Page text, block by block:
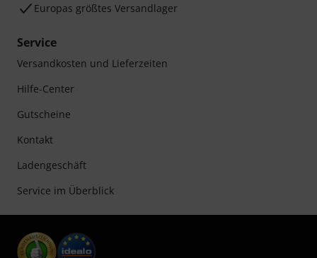
Europas größtes Versandlager
Service
Versandkosten und Lieferzeiten
Hilfe-Center
Gutscheine
Kontakt
Ladengeschäft
Service im Überblick